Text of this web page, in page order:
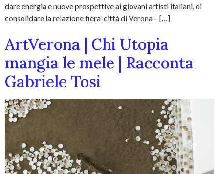
dare energia e nuove prospettive ai giovani artisti italiani, di
consolidare la relazione fiera-città di Verona – […]
ArtVerona | Chi Utopia
mangia le mele | Racconta
Gabriele Tosi